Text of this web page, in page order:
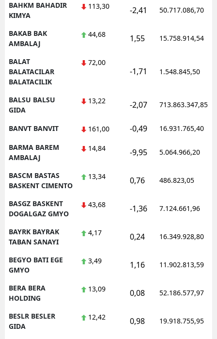
BAHKM BAHADIR
KIMYA
113,30 -2,41 50.717.086,70
BAKAB BAK
AMBALAJ
44,68 1,55 15.758.914,54
BALAT
BALATACILAR
BALATACILIK
72,00
-1,71 1.548.845,50
BALSU BALSU
GIDA
13,22 -2,07 713.863.347,85
BANVT BANVIT 161,00 -0,49 16.931.765,40
BARMA BAREM
AMBALAJ
14,84 -9,95 5.064.966,20
BASCM BASTAS
BASKENT CIMENTO
13,34 0,76 486.823,05
BASGZ BASKENT
DOGALGAZ GMYO
43,68 -1,36 7.124.661,96
BAYRK BAYRAK
TABAN SANAYI
4,17 0,24 16.349.928,80
BEGYO BATI EGE
GMYO
3,49 1,16 11.902.813,59
BERA BERA
HOLDING
13,09 0,08 52.186.577,97
BESLR BESLER
GIDA
12,42 0,98 19.918.755,95